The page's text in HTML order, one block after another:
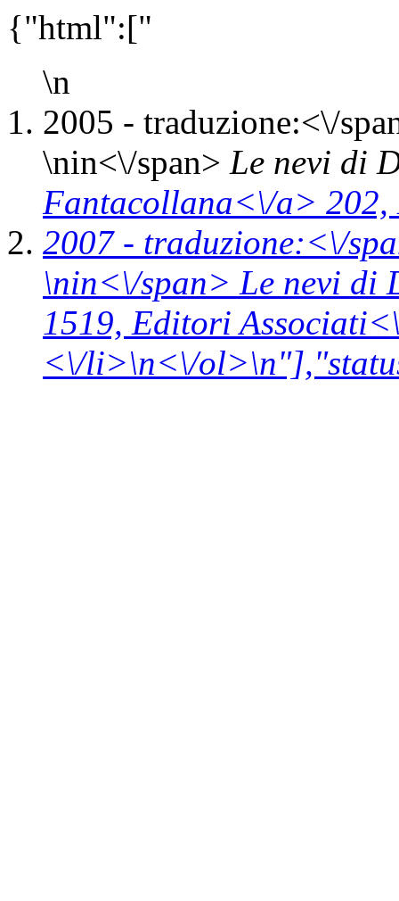
{"html":["
\n
2005 - traduzione:<\/
\nin<\/span> Le nevi di
Fantacollana<\/a> 202,
2007 - traduzione:<\/
\nin<\/span> Le nevi di
1519, Editori
<\/li>\n<\/